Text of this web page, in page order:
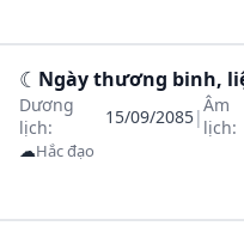
☾ Ngày thương binh,
Dương
lịch:
15/09/2085|Âm
lịch:
☁Hắc đạo